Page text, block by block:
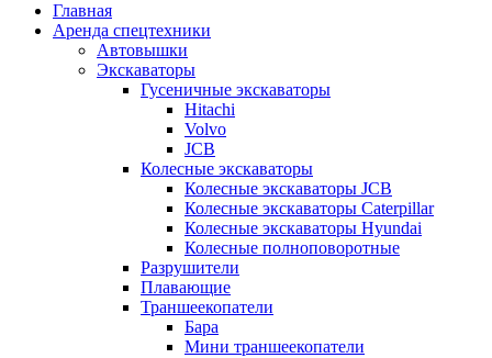
Главная
Аренда спецтехники
Автовышки
Экскаваторы
Гусеничные экскаваторы
Hitachi
Volvo
JCB
Колесные экскаваторы
Колесные экскаваторы JCB
Колесные экскаваторы Caterpillar
Колесные экскаваторы Hyundai
Колесные полноповоротные
Разрушители
Плавающие
Траншеекопатели
Бара
Мини траншеекопатели